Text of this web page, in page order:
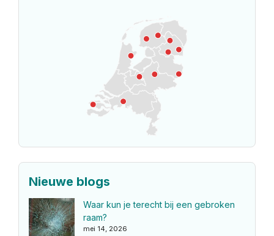
Nieuwe blogs
Waar kun je terecht bij een gebroken
raam?
mei 14, 2026